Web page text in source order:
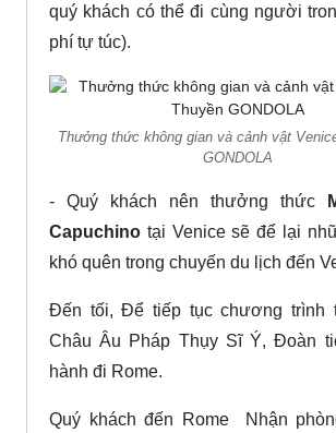
quý khách có thể đi cùng người
phí tự túc).
Thưởng thức không gian và cảnh vật
GONDOLA
- Quý khách nên thưởng thức
Capuchino tại Venice sẽ để lại
khó quên trong chuyến du lịch đến
Đến tối, Để tiếp tục chương trình
Châu Âu Pháp Thụy Sĩ Ý, Đoàn
hành đi Rome.
Quý khách đến Rome ­ Nhận